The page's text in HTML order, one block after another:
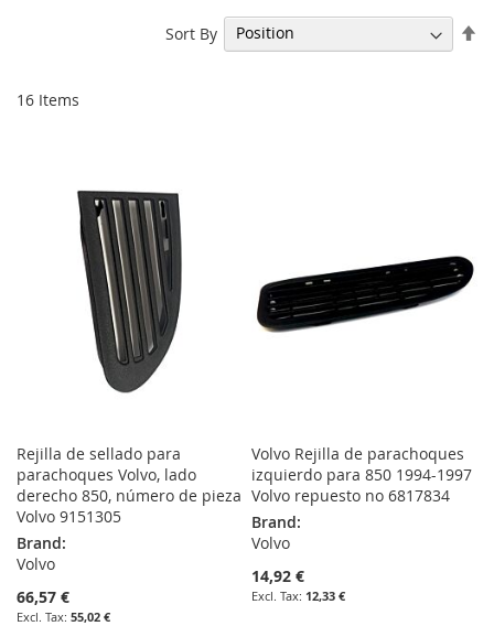
16 Items
Sort By
Rejilla de sellado para
parachoques Volvo, lado
derecho 850, número de pieza
Volvo 9151305
Brand:
Volvo
66,57 €
55,02 €
Volvo Rejilla de parachoques
izquierdo para 850 1994-1997
Volvo repuesto no 6817834
Brand:
Volvo
14,92 €
12,33 €